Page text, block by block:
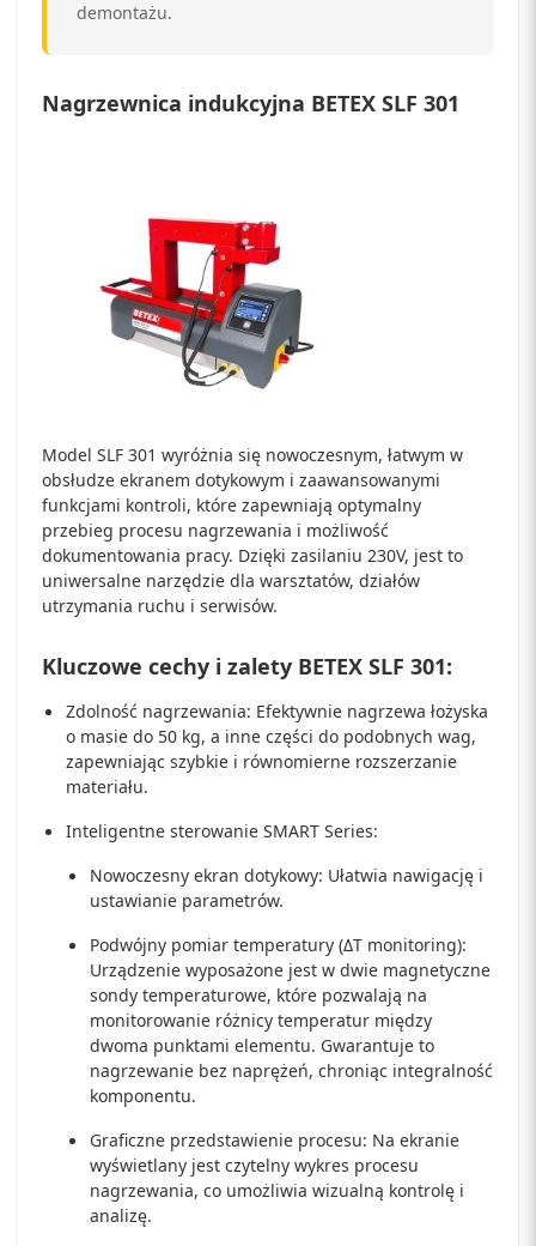
demontażu.
Nagrzewnica indukcyjna BETEX SLF 301
Model SLF 301 wyróżnia się nowoczesnym, łatwym w
obsłudze ekranem dotykowym i zaawansowanymi
funkcjami kontroli, które zapewniają optymalny
przebieg procesu nagrzewania i możliwość
dokumentowania pracy. Dzięki zasilaniu 230V, jest to
uniwersalne narzędzie dla warsztatów, działów
utrzymania ruchu i serwisów.
Kluczowe cechy i zalety BETEX SLF 301:
Zdolność nagrzewania: Efektywnie nagrzewa łożyska
o masie do 50 kg, a inne części do podobnych wag,
zapewniając szybkie i równomierne rozszerzanie
materiału.
Inteligentne sterowanie SMART Series:
Nowoczesny ekran dotykowy: Ułatwia nawigację i
ustawianie parametrów.
Podwójny pomiar temperatury (ΔT monitoring):
Urządzenie wyposażone jest w dwie magnetyczne
sondy temperaturowe, które pozwalają na
monitorowanie różnicy temperatur między
dwoma punktami elementu. Gwarantuje to
nagrzewanie bez naprężeń, chroniąc integralność
komponentu.
Graficzne przedstawienie procesu: Na ekranie
wyświetlany jest czytelny wykres procesu
nagrzewania, co umożliwia wizualną kontrolę i
analizę.